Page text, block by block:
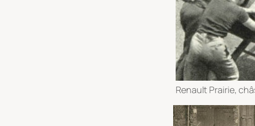
Renault Prairie,